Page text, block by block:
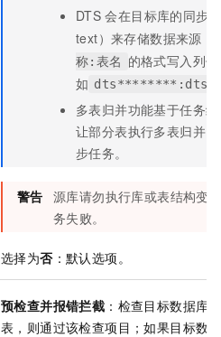
DTS 会在目标库的同步
text）来存储数据来源，
称:表名
的格式写入列
如
多表归并功能基于任务
让部分表执行多表归并
步任务。
警告 源库请勿执行库或表结构变
务失败。
选择为否：默认选项。
预检查并报错拦截 ：检查目标数据库
表，则通过该检查项目；如果目标数